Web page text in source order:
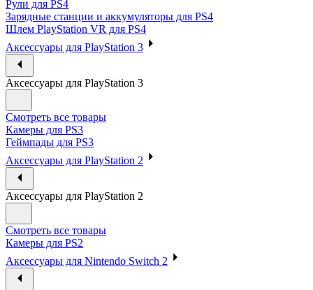
Рули для PS4
Зарядные станции и аккумуляторы для PS4
Шлем PlayStation VR для PS4
Аксессуары для PlayStation 3
Аксессуары для PlayStation 3
Смотреть все товары
Камеры для PS3
Геймпады для PS3
Аксессуары для PlayStation 2
Аксессуары для PlayStation 2
Смотреть все товары
Камеры для PS2
Аксессуары для Nintendo Switch 2